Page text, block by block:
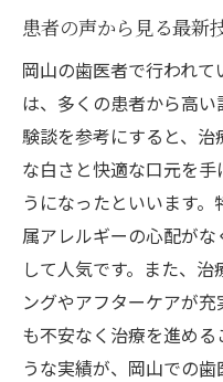
患者の声から見る最新
岡山の歯医者で行われ
は、多くの患者から高
験談を参考にすると、
な白さと快適な口元を
うになったといいます
属アレルギーの心配が
して人気です。また、
ングやアフターケアが
も不安なく治療を進め
うな実績が、岡山での